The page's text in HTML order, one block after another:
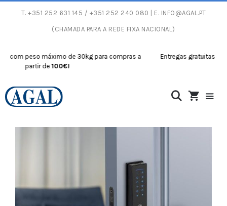
T. +351 252 631 145 / +351 252 240 080 | E. INFO@AGAL.PT
(CHAMADA PARA A REDE FIXA NACIONAL)
peso máximo de 30kg para compras a
partir de100€!
Entregas gratuitas com